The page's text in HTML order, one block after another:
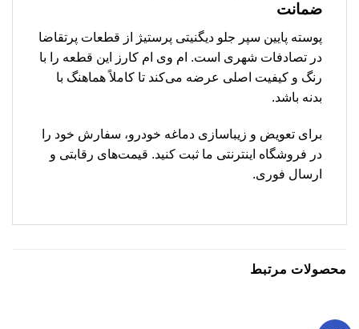
ضمانت
پوسته پایین سپر جلو دیگنیتی پرستیژ از قطعات پرتقاضا
در تصادفات شهری است. ام وی ام کارز این قطعه را با
رنگ و کیفیت اصلی عرضه می‌کند تا کاملاً هماهنگ با
بدنه باشد.
برای تعویض و زیباسازی دماغه خودرو، سفارش خود را
در فروشگاه اینترنتی ما ثبت کنید. قیمت‌های رقابتی و
ارسال فوری.
محصولات مرتبط